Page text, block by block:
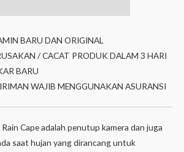
BARU DAN ORIGINAL
/ CACAT PRODUK DALAM 3 HARI
BARU
WAJIB MENGGUNAKAN ASURANSI
Cape adalah penutup kamera dan juga
saat hujan yang dirancang untuk